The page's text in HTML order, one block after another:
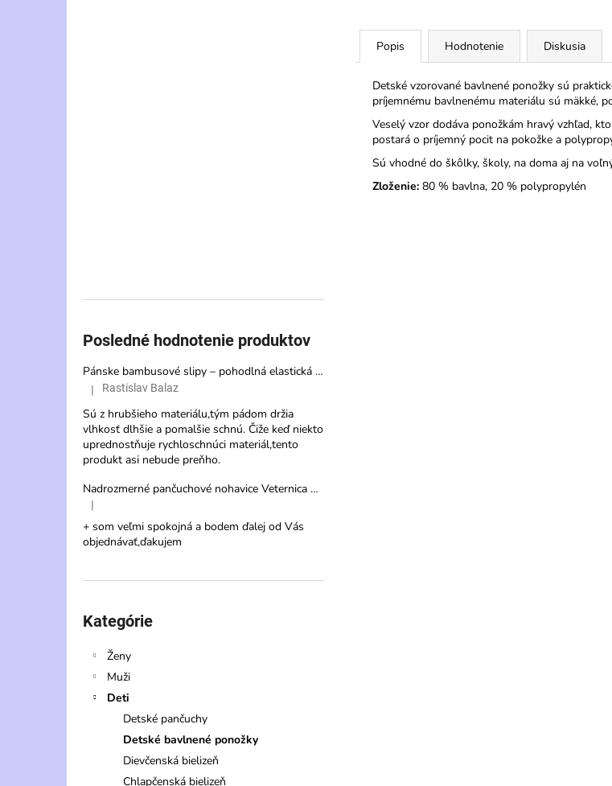
Posledné hodnotenie produktov
Pánske bambusové slipy – pohodlná elastická spodná bielizeň s vysokou savosťou
Hodnotenie produktu je 3 z 5 hviezdičiek.
| Rastislav Balaz
Sú z hrubšieho materiálu,tým pádom držia
vlhkosť dlhšie a pomalšie schnú. Čiže keď niekto
uprednostňuje rychloschnúci materiál,tento
produkt asi nebude preňho.
Nadrozmerné pančuchové nohavice Veternica 20 DEN s veľkým klinom
Hodnotenie produktu je 5 z 5 hviezdičiek.
|
+ som veľmi spokojná a bodem ďalej od Vás
objednávať,ďakujem
kategórie
Kategórie
Ženy
Muži
Deti
Detské pančuchy
Detské bavlnené ponožky
Dievčenská bielizeň
Chlapčenská bielizeň
Popis Hodnotenie Diskusia
Detské vzorované bavlnené ponožky sú
príjemnému bavlnenému materiálu sú mäkké,
Veselý vzor dodáva ponožkám hravý vzhľad,
postará o príjemný pocit na pokožke a
Sú vhodné do škôlky, školy, na doma aj na
Zloženie: 80 % bavlna, 20 % polypropylén